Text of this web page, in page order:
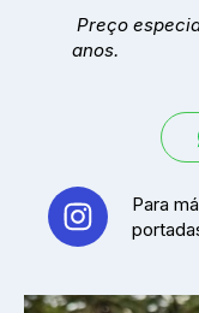
Preço
anos.
Para